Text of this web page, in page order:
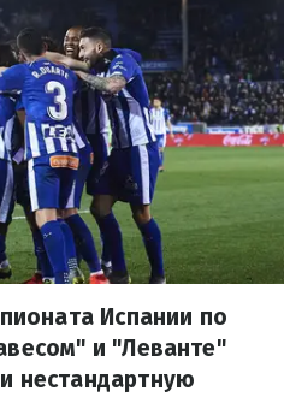
Испании по
и "Леванте"
нестандартную